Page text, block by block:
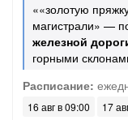
««золотую
магистрали» —
железной
горными
Расписание:
16 авг в 09:00 17